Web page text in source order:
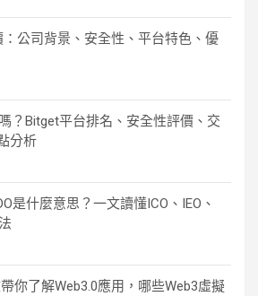
公司背景、安全性、平台特色、優
？Bitget平台排名、安全性評價、交
分析
是什麼意思？一文讀懂ICO、IEO、
你了解Web3.0應用，哪些Web3虛擬